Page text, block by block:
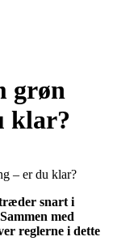
grøn
klar?
– er du klar?
snart i
med
reglerne i dette